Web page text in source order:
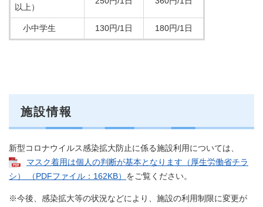
以上）
小中学生 130円/1日 180円/1日
施設情報
新型コロナウイルス感染拡大防止に係る施設利用については、
マスク着用は個人の判断が基本となります（厚生労働省チラ
シ） （PDFファイル：162KB） をご覧ください。
※今後、感染拡大等の状況などにより、施設の利用制限に変更が